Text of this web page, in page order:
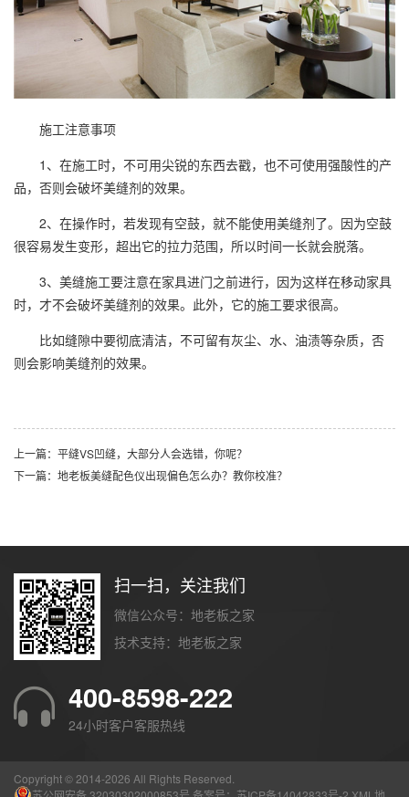
施工注意事项
1、在施工时，不可用尖锐的东西去戳，也不可使用强酸性的产
品，否则会破坏美缝剂的效果。
2、在操作时，若发现有空鼓，就不能使用美缝剂了。因为空鼓
很容易发生变形，超出它的拉力范围，所以时间一长就会脱落。
3、美缝施工要注意在家具进门之前进行，因为这样在移动家具
时，才不会破坏美缝剂的效果。此外，它的施工要求很高。
比如缝隙中要彻底清洁，不可留有灰尘、水、油渍等杂质，否
则会影响美缝剂的效果。
上一篇：平缝VS凹缝，大部分人会选错，你呢？
下一篇：地老板美缝配色仪出现偏色怎么办？教你校准？
扫一扫，关注我们
微信公众号：地老板之家
技术支持： 地老板之家
400-8598-222
24小时客户客服热线
Copyright © 2014-2026 All Rights Reserved.